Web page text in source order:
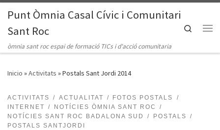
Saltar al contenido
Punt Òmnia Casal Cívic i Comunitari
Sant Roc
òmnia sant roc espai de formació TICs i d'acció comunitaria
Search
Inicio »Activitats »Postals Sant Jordi 2014
ACTIVITATS ACTUALITAT
FOTOS POSTALS
INTERNET
NOTÍCIES ÒMNIA SANT ROC
NOTÍCIES SANT ROC BADALONA SUD
POSTALS
POSTALS SANTJORDI